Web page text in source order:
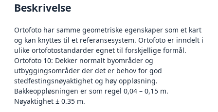
Beskrivelse
Ortofoto har samme geometriske egenskaper som et kart
og kan knyttes til et referansesystem. Ortofoto er inndelt i
ulike ortofotostandarder egnet til forskjellige formål.
Ortofoto 10: Dekker normalt byområder og
utbyggingsområder der det er behov for god
stedfestingsnøyaktighet og høy oppløsning.
Bakkeoppløsningen er som regel 0,04 – 0,15 m.
Nøyaktighet ± 0.35 m.